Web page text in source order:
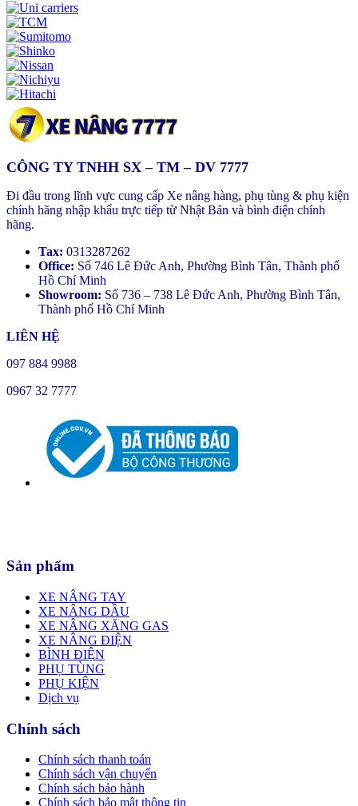
CÔNG TY TNHH SX – TM – DV 7777
Đi đầu trong lĩnh vực cung cấp Xe nâng hàng, phụ tùng & phụ kiện
chính hãng nhập khẩu trực tiếp từ Nhật Bản và bình điện chính
hãng.
Tax: 0313287262
Office: Số 746 Lê Đức Anh, Phường Bình Tân, Thành phố
Hồ Chí Minh
Showroom: Số 736 – 738 Lê Đức Anh, Phường Bình Tân,
Thành phố Hồ Chí Minh
LIÊN HỆ
097 884 9988
0967 32 7777
Sản phẩm
XE NÂNG TAY
XE NÂNG DẦU
XE NÂNG XĂNG GAS
XE NÂNG ĐIỆN
BÌNH ĐIỆN
PHỤ TÙNG
PHỤ KIỆN
Dịch vụ
Chính sách
Chính sách thanh toán
Chính sách vận chuyển
Chính sách bảo hành
Chính sách bảo mật thông tin